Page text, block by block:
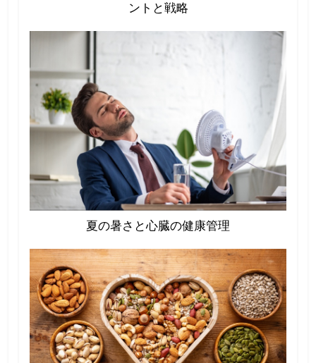
ントと戦略
夏の暑さと心臓の健康管理